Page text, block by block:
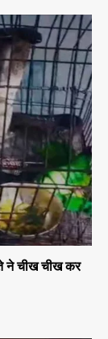
ने चीख चीख कर